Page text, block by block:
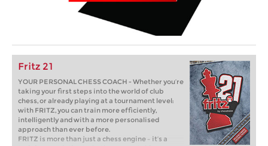
Fritz 21
YOUR PERSONAL CHESS COACH - Whether you’re
taking your first steps into the world of club
chess, or already playing at a tournament level:
with FRITZ, you can train more efficiently,
intelligently and with a more personalised
approach than ever before.
FRITZ is more than just a chess engine – it’s a